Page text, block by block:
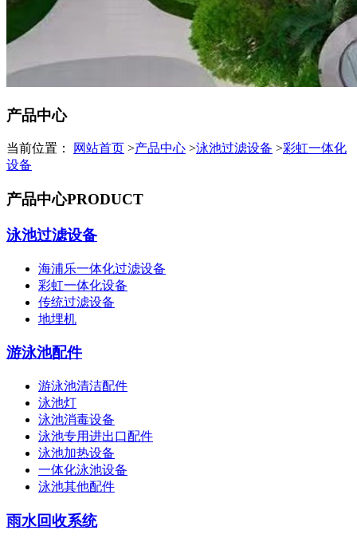
产品中心
当前位置： 网站首页 >产品中心 >泳池过滤设备 >彩虹一体化
设备
产品中心PRODUCT
泳池过滤设备
海浦乐一体化过滤设备
彩虹一体化设备
传统过滤设备
地埋机
游泳池配件
游泳池清洁配件
泳池灯
泳池消毒设备
泳池专用进出口配件
泳池加热设备
一体化泳池设备
泳池其他配件
雨水回收系统